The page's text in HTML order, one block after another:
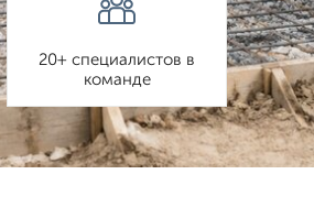
20+ специалистов в
команде